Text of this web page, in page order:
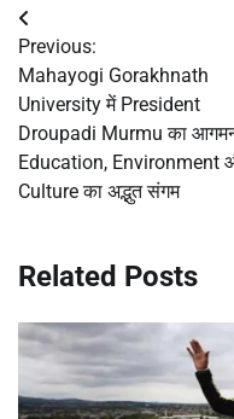
Post
navigation
Previous:
Mahayogi Gorakhnath
University में President
Droupadi Murmu का
Education, Environment
Culture का अद्भुत संगम
Related Posts